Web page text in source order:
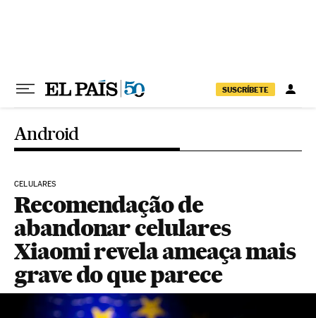
SUSCRÍBETE
Android
CELULARES
Recomendação de
abandonar celulares
Xiaomi revela ameaça mais
grave do que parece